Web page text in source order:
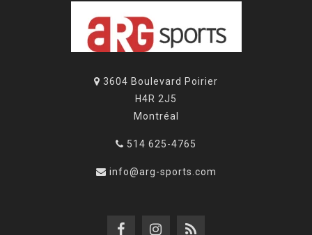
3604 Boulevard Poirier
H4R 2J5
Montréal
514 625-4765
info@arg-sports.com